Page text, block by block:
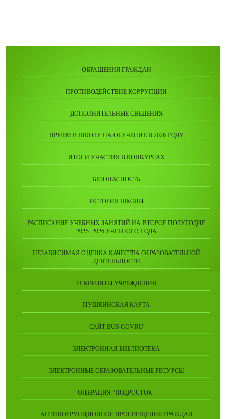
ОБРАЩЕНИЯ ГРАЖДАН
ПРОТИВОДЕЙСТВИЕ КОРРУПЦИИ
ДОПОЛНИТЕЛЬНЫЕ СВЕДЕНИЯ
ПРИЕМ В ШКОЛУ НА ОБУЧЕНИЕ В 2026 ГОДУ
ИТОГИ УЧАСТИЯ В КОНКУРСАХ
БЕЗОПАСНОСТЬ
ИСТОРИЯ ШКОЛЫ
РАСПИСАНИЕ УЧЕБНЫХ ЗАНЯТИЙ НА ВТОРОЕ ПОЛУГОДИЕ
2025 -2026 УЧЕБНОГО ГОДА
НЕЗАВИСИМАЯ ОЦЕНКА КАЧЕСТВА ОБРАЗОВАТЕЛЬНОЙ
ДЕЯТЕЛЬНОСТИ
РЕКВИЗИТЫ УЧРЕЖДЕНИЯ
ПУШКИНСКАЯ КАРТА
САЙТ BUS.GOV.RU
ЭЛЕКТРОННАЯ БИБЛИОТЕКА
ЭЛЕКТРОННЫЕ ОБРАЗОВАТЕЛЬНЫЕ РЕСУРСЫ
ОПЕРАЦИЯ "ПОДРОСТОК"
АНТИКОРРУПЦИОННОЕ ПРОСВЕЩЕНИЕ ГРАЖДАН